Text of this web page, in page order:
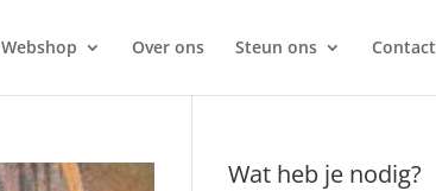
Webshop Over ons Steun ons Contact
Wat heb je nodig?